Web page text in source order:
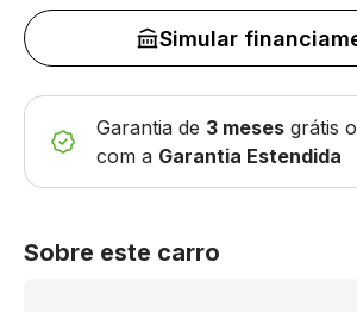
Simular
Garantia de 3 meses grátis
com a Garantia Estendida
Sobre este carro